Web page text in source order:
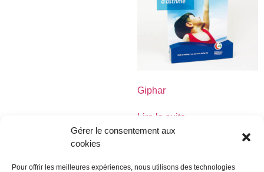
Gérer le consentement aux
cookies
Pour offrir les meilleures expériences, nous utilisons des technologies
Giphar
Lire la suite